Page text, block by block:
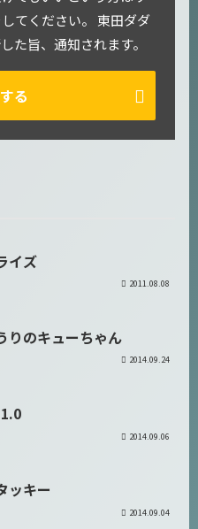
てください。 東田ダダ
た旨、通知されます。
る
イズ
2011.08.08
りのキューちゃん
2014.09.24
2014.09.06
ッキー
2014.09.04